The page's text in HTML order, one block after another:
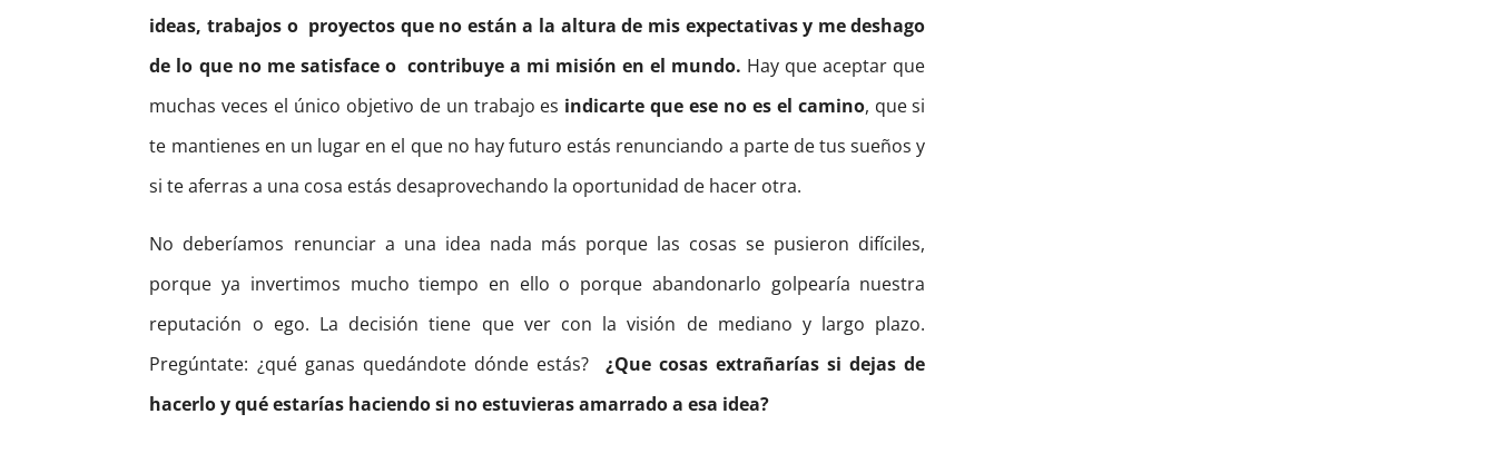
ideas, trabajos o proyectos que no están a la altura de mis expectativas y me deshago
de lo que no me satisface o contribuye a mi misión en el mundo. Hay que aceptar que
muchas veces el único objetivo de un trabajo es indicarte que ese no es el camino, que si
te mantienes en un lugar en el que no hay futuro estás renunciando a parte de tus sueños y
si te aferras a una cosa estás desaprovechando la oportunidad de hacer otra.
No deberíamos renunciar a una idea nada más porque las cosas se pusieron difíciles,
porque ya invertimos mucho tiempo en ello o porque abandonarlo golpearía nuestra
reputación o ego. La decisión tiene que ver con la visión de mediano y largo plazo.
Pregúntate: ¿qué ganas quedándote dónde estás? ¿Que cosas extrañarías si dejas de
hacerlo y qué estarías haciendo si no estuvieras amarrado a esa idea?